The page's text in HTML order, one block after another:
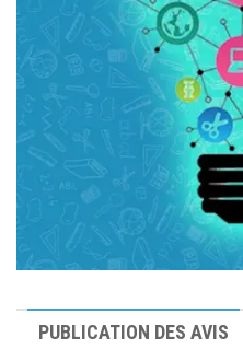
PUBLICATION DES AVIS